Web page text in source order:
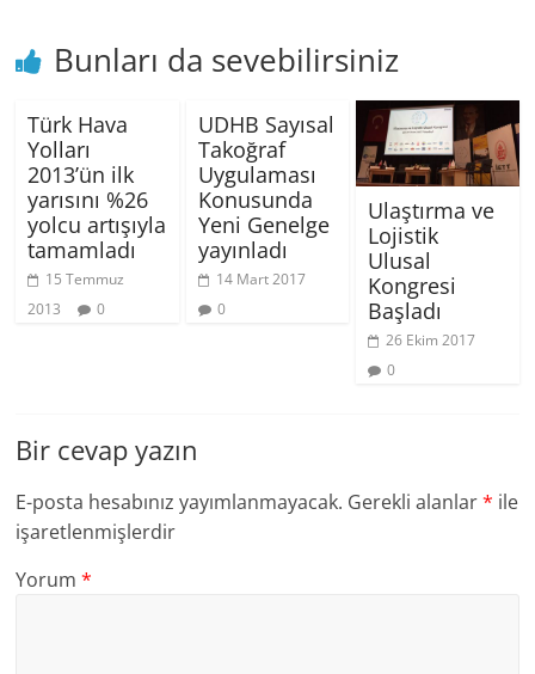
Bunları da sevebilirsiniz
Türk Hava
Yolları
2013’ün ilk
yarısını %26
yolcu artışıyla
tamamladı
15 Temmuz
2013
0
UDHB Sayısal
Takoğraf
Uygulaması
Konusunda
Yeni Genelge
yayınladı
14 Mart 2017
0
Ulaştırma ve
Lojistik
Ulusal
Kongresi
Başladı
26 Ekim 2017
0
Bir cevap yazın
E-posta hesabınız yayımlanmayacak. Gerekli alanlar* ile
işaretlenmişlerdir
Yorum*